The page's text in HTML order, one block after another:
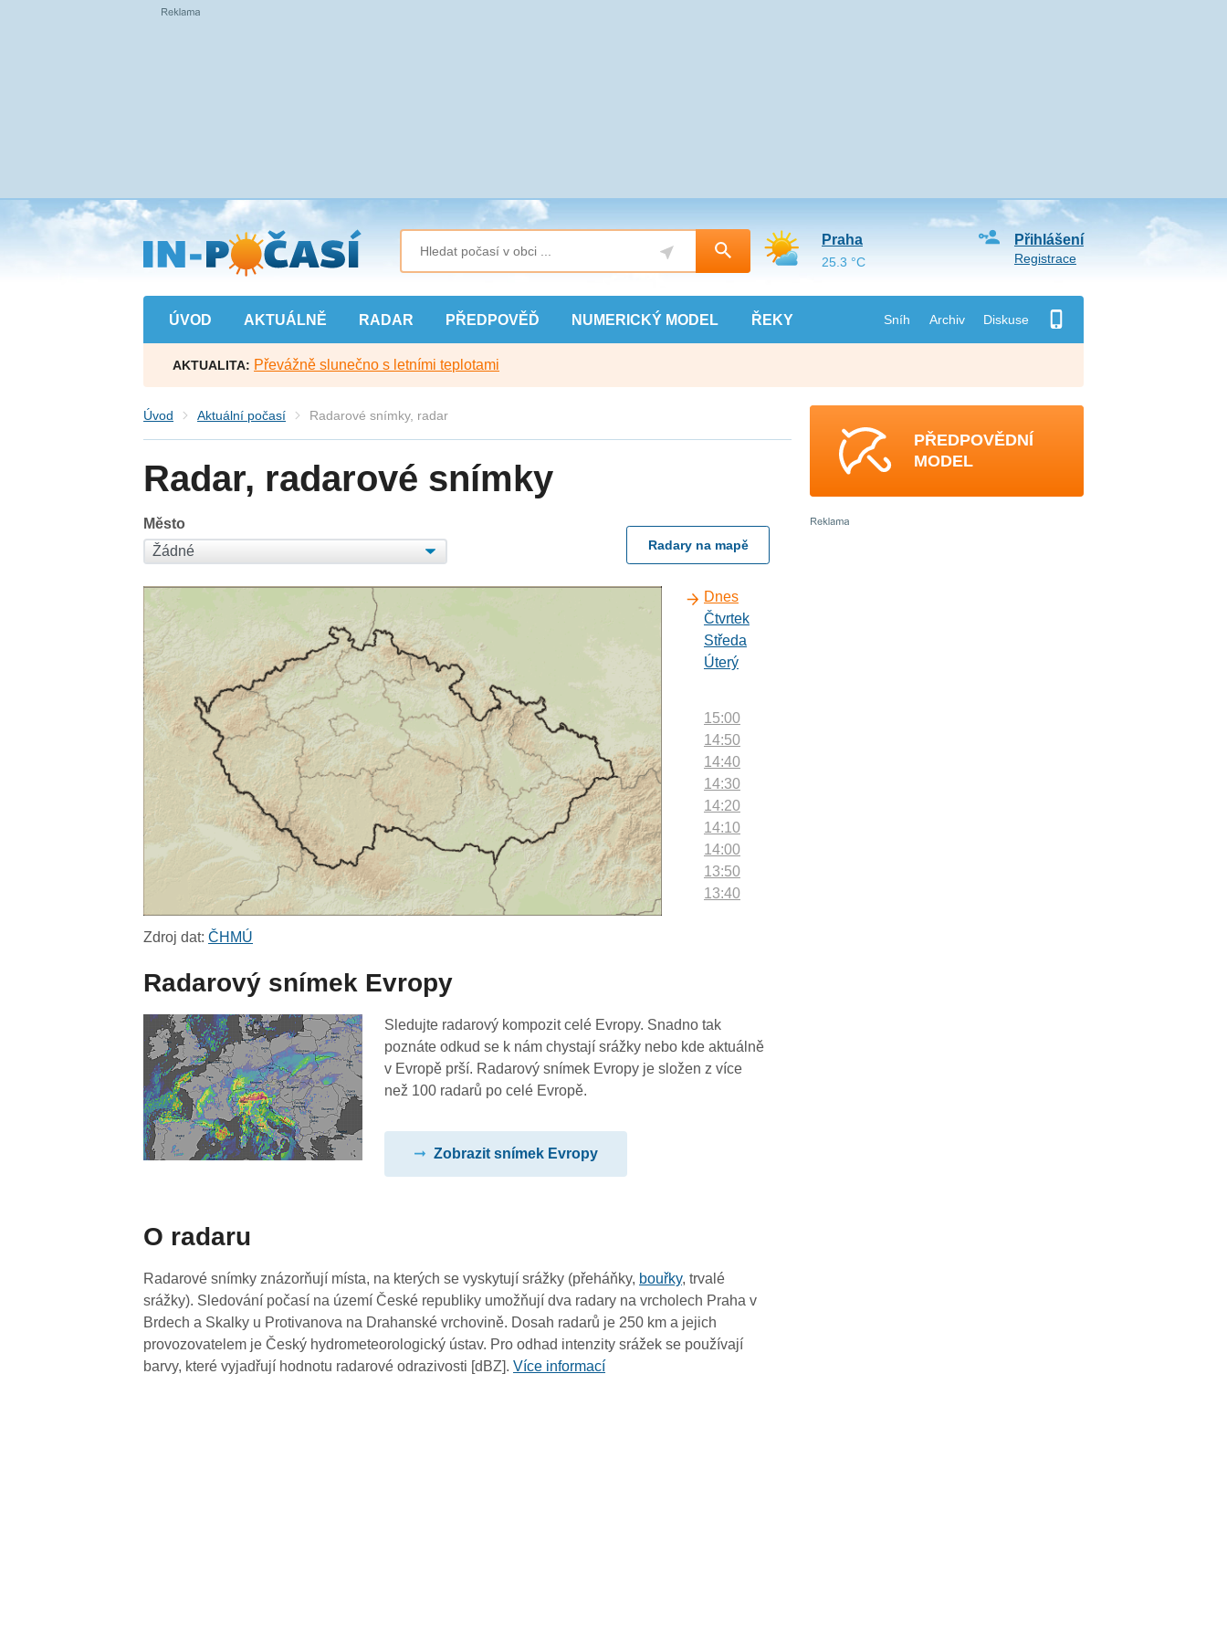
Přejít
na
hlavní
obsah
ÚVOD AKTUÁLNĚ RADAR PŘEDPOVĚĎ NUMERICKÝ MODEL ŘEKY Sníh Archiv Diskuse
Přihlášení
Registrace
Praha
25.3 °C
AKTUALITA: Převážně slunečno s letními teplotami
Úvod Aktuální počasí Radarové snímky, radar
Radar, radarové snímky
Město
Radary na mapě
Dnes
Čtvrtek
Středa
Úterý
15:00
14:50
14:40
14:30
14:20
14:10
14:00
13:50
13:40
12:40
12:30
12:20
10:40
10:30
10:20
10:10
Zdroj dat:ČHMÚ
Radarový snímek Evropy
Sledujte radarový kompozit celé Evropy. Snadno tak
poznáte odkud se k nám chystají srážky nebo kde aktuálně
v Evropě prší. Radarový snímek Evropy je složen z více
než 100 radarů po celé Evropě.
Zobrazit snímek Evropy
O radaru
Radarové snímky znázorňují místa, na kterých se vyskytují srážky (přeháňky, bouřky, trvalé
srážky). Sledování počasí na území České republiky umožňují dva radary na vrcholech Praha v
Brdech a Skalky u Protivanova na Drahanské vrchovině. Dosah radarů je 250 km a jejich
provozovatelem je Český hydrometeorologický ústav. Pro odhad intenzity srážek se používají
barvy, které vyjadřují hodnotu radarové odrazivosti [dBZ].Více informací
PŘEDPOVĚDNÍ
MODEL